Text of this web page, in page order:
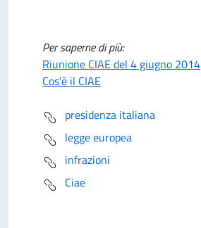
Per saperne di più:
Riunione CIAE del 4 giugno 2014
Cos'è il CIAE
presidenza italiana
legge europea
infrazioni
Ciae